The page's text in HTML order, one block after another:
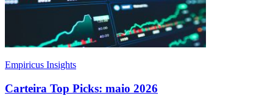
Empiricus Insights
Carteira Top Picks: maio 2026